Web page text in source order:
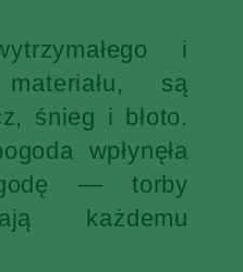
i
materiału, są
śnieg i błoto.
wpłynęła
— torby
każdemu